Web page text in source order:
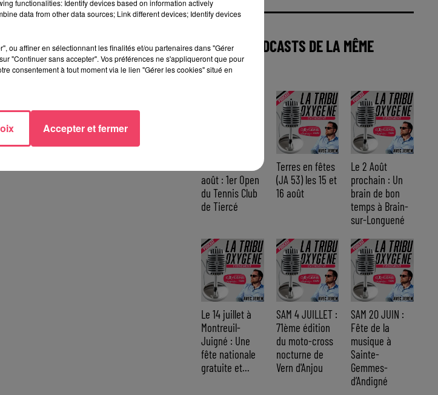
AUTRES PODCASTS DE LA MÊME
CATÉGORIE
août : 1er Open
du Tennis Club
de Tiercé
Terres en fêtes
(JA 53) les 15 et
16 août
Le 2 Août
prochain : Un
brain de bon
temps à Brain-
sur-Longuené
Le 14 juillet à
Montreuil-
Juigné : Une
fête nationale
gratuite et...
SAM 4 JUILLET :
71ème édition
du moto-cross
nocturne de
Vern d'Anjou
SAM 20 JUIN :
Fête de la
musique à
Sainte-
Gemmes-
d’Andigné
functionalities: Identify devices based on information actively
data from other data sources; Link different devices; Identify devices
ou affiner en sélectionnant les finalités et/ou partenaires dans "Gérer
"Continuer sans accepter". Vos préférences ne s'appliqueront que pour
consentement à tout moment via le lien "Gérer les cookies" situé en
Accepter et fermer